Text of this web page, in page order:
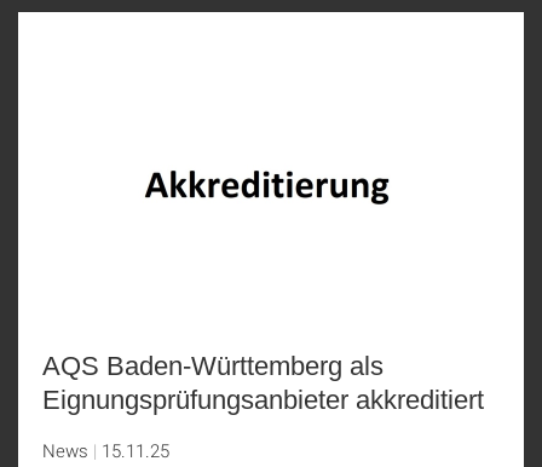
AQS Baden-Württemberg als
Eignungsprüfungsanbieter akkreditiert
News 15.11.25